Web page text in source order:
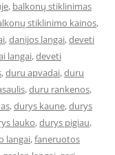
, balkonų stiklinimas
stiklinimo kainos,
,danijos langai,deveti
langai,deveti
,duru apvadai,duru
,duru rankenos,
,durys kaune,durys
lauko,durys pigiau,
langai,faneruotos